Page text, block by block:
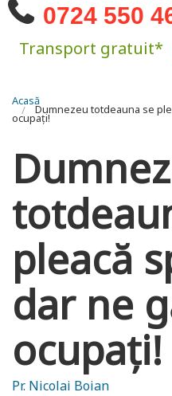
0724 550
Transport gratuit*
Eşti aici
Acasă
Dumnezeu totdeauna se
ocupați!
pleacă
dar ne
ocupați!
Pr. Nicolai Boian